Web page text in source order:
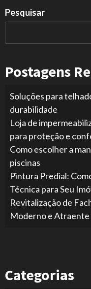
Pesquisar
Postagens
Soluções para
durabilidade
Loja de
para proteção e
Como escolher a
piscinas
Pintura Predial:
Técnica para Seu
Revitalização de
Moderno e Atraente
Categorias